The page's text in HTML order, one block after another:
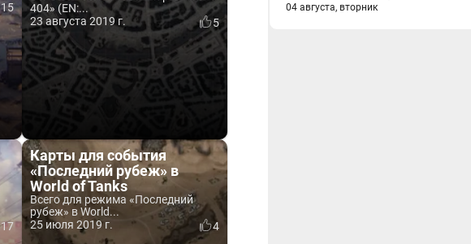
15
404» (EN:...
23 августа 2019 г.
5
17
Карты для события
«Последний рубеж» в
World of Tanks
Всего для режима «Последний
рубеж» в World...
25 июля 2019 г.
4
04 августа, вторник